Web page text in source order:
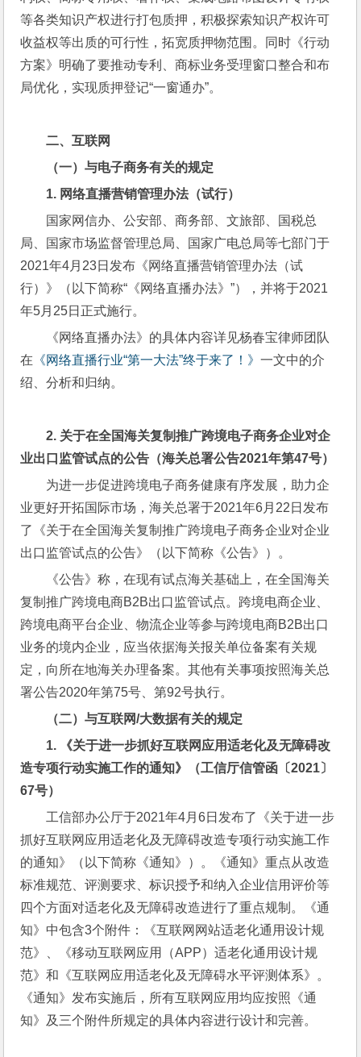
等各类知识产权进行打包质押，积极探索知识产权许可
收益权等出质的可行性，拓宽质押物范围。同时《行动
方案》明确了要推动专利、商标业务受理窗口整合和布
局优化，实现质押登记“一窗通办”。
二、互联网
（一）与电子商务有关的规定
1. 网络直播营销管理办法（试行）
国家网信办、公安部、商务部、文旅部、国税总
局、国家市场监督管理总局、国家广电总局等七部门于
2021年4月23日发布《网络直播营销管理办法（试
行）》（以下简称“《网络直播办法》”），并将于2021
年5月25日正式施行。
《网络直播办法》的具体内容详见杨春宝律师团队
在 《网络直播行业“第一大法”终于来了！》一文中的介
绍、分析和归纳。
2. 关于在全国海关复制推广跨境电子商务企业对企
业出口监管试点的公告（海关总署公告2021年第47号）
为进一步促进跨境电子商务健康有序发展，助力企
业更好开拓国际市场，海关总署于2021年6月22日发布
了《关于在全国海关复制推广跨境电子商务企业对企业
出口监管试点的公告》（以下简称《公告》）。
《公告》称，在现有试点海关基础上，在全国海关
复制推广跨境电商B2B出口监管试点。跨境电商企业、
跨境电商平台企业、物流企业等参与跨境电商B2B出口
业务的境内企业，应当依据海关报关单位备案有关规
定，向所在地海关办理备案。其他有关事项按照海关总
署公告2020年第75号、第92号执行。
（二）与互联网/大数据有关的规定
1.
《关于进一步抓好互联网应用适老化及无障碍改
造专项行动实施工作的通知》（工信厅信管函〔2021〕
67号）
工信部办公厅于2021年4月6日发布了《关于进一步
抓好互联网应用适老化及无障碍改造专项行动实施工作
的通知》（以下简称《通知》）。《通知》重点从改造
标准规范、评测要求、标识授予和纳入企业信用评价等
四个方面对适老化及无障碍改造进行了重点规制。《通
知》中包含3个附件：《互联网网站适老化通用设计规
范》、《移动互联网应用（APP）适老化通用设计规
范》和《互联网应用适老化及无障碍水平评测体系》。
《通知》发布实施后，所有互联网应用均应按照《通
知》及三个附件所规定的具体内容进行设计和完善。